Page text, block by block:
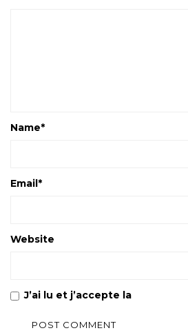
Name*
Email*
Website
J’ai lu et j’accepte la